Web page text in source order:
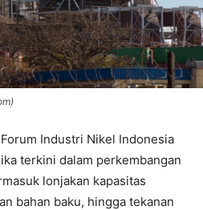
Industri Nikel Indonesia
terkini dalam perkembangan
lonjakan kapasitas
bahan baku, hingga tekanan